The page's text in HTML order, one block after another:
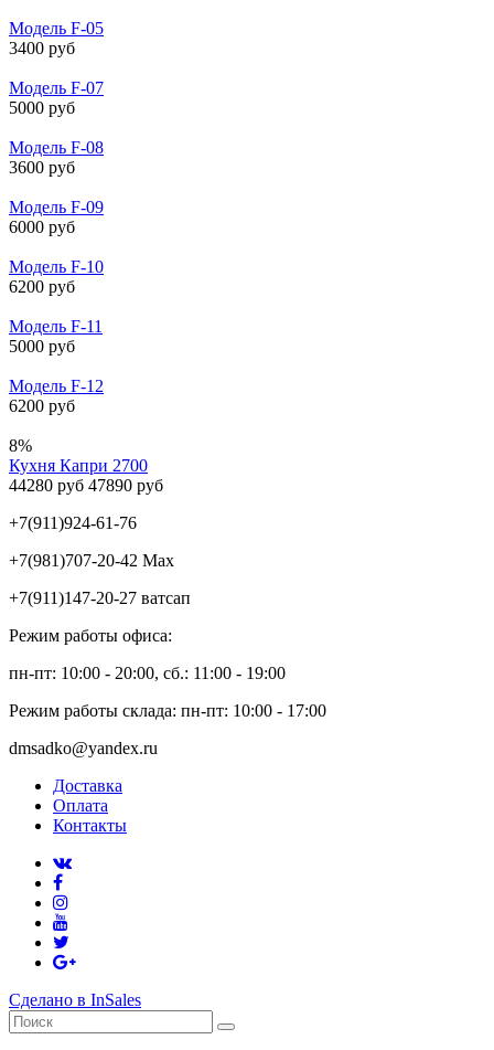
Модель F-05
3400 руб
Модель F-07
5000 руб
Модель F-08
3600 руб
Модель F-09
6000 руб
Модель F-10
6200 руб
Модель F-11
5000 руб
Модель F-12
6200 руб
8%
Кухня Капри 2700
44280 руб 47890 руб
+7(911)924-61-76
+7(981)707-20-42 Max
+7(911)147-20-27 ватсап
Режим работы офиса:
пн-пт: 10:00 - 20:00, сб.: 11:00 - 19:00
Режим работы склада: пн-пт: 10:00 - 17:00
dmsadko@yandex.ru
Доставка
Оплата
Контакты
Сделано в InSales